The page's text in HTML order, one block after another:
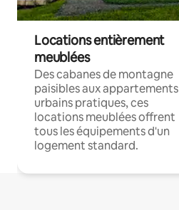
Locations entièrement
meublées
Des cabanes de montagne
paisibles aux appartements
urbains pratiques, ces
locations meublées offrent
tous les équipements d'un
logement standard.